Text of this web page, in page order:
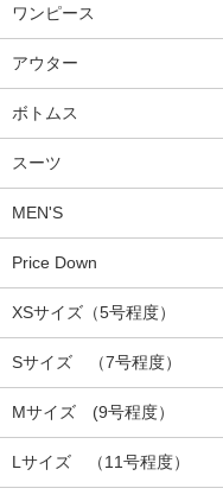
ワンピース
アウター
ボトムス
スーツ
MEN'S
Price Down
XSサイズ（5号程度）
Sサイズ （7号程度）
Mサイズ (9号程度）
Lサイズ （11号程度）